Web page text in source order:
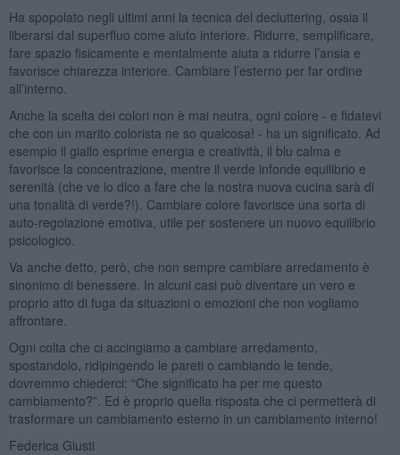
Ha spopolato negli ultimi anni la tecnica del decluttering, ossia il
liberarsi dal superfluo come aiuto interiore. Ridurre, semplificare,
fare spazio fisicamente e mentalmente aiuta a ridurre l’ansia e
favorisce chiarezza interiore. Cambiare l’esterno per far ordine
all’interno.
Anche la scelta dei colori non è mai neutra, ogni colore - e fidatevi
che con un marito colorista ne so qualcosa! - ha un significato. Ad
esempio il giallo esprime energia e creatività, il blu calma e
favorisce la concentrazione, mentre il verde infonde equilibrio e
serenità (che ve lo dico a fare che la nostra nuova cucina sarà di
una tonalità di verde?!). Cambiare colore favorisce una sorta di
auto-regolazione emotiva, utile per sostenere un nuovo equilibrio
psicologico.
Va anche detto, però, che non sempre cambiare arredamento è
sinonimo di benessere. In alcuni casi può diventare un vero e
proprio atto di fuga da situazioni o emozioni che non vogliamo
affrontare.
Ogni colta che ci accingiamo a cambiare arredamento,
spostandolo, ridipingendo le pareti o cambiando le tende,
dovremmo chiederci: “Che significato ha per me questo
cambiamento?”. Ed è proprio quella risposta che ci permetterà di
trasformare un cambiamento esterno in un cambiamento interno!
Federica Giusti